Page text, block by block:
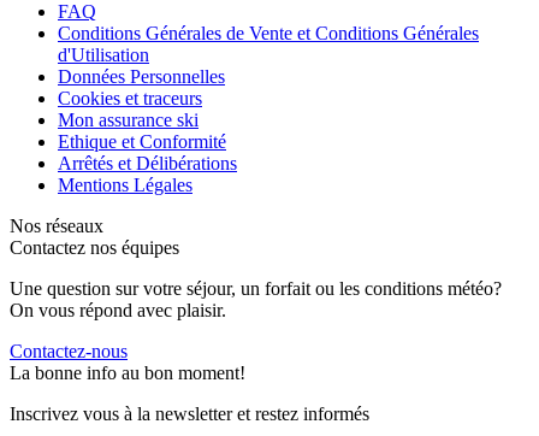
FAQ
Conditions Générales de Vente et Conditions Générales
d'Utilisation
Données Personnelles
Cookies et traceurs
Mon assurance ski
Ethique et Conformité
Arrêtés et Délibérations
Mentions Légales
Nos réseaux
Contactez nos équipes
Une question sur votre séjour, un forfait ou les conditions météo?
On vous répond avec plaisir.
Contactez-nous
La bonne info au bon moment!
Inscrivez vous à la newsletter et restez informés